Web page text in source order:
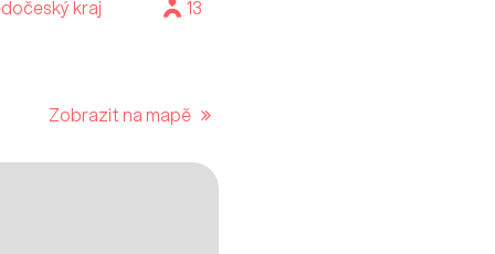
kraj 13
Zobrazit na mapě